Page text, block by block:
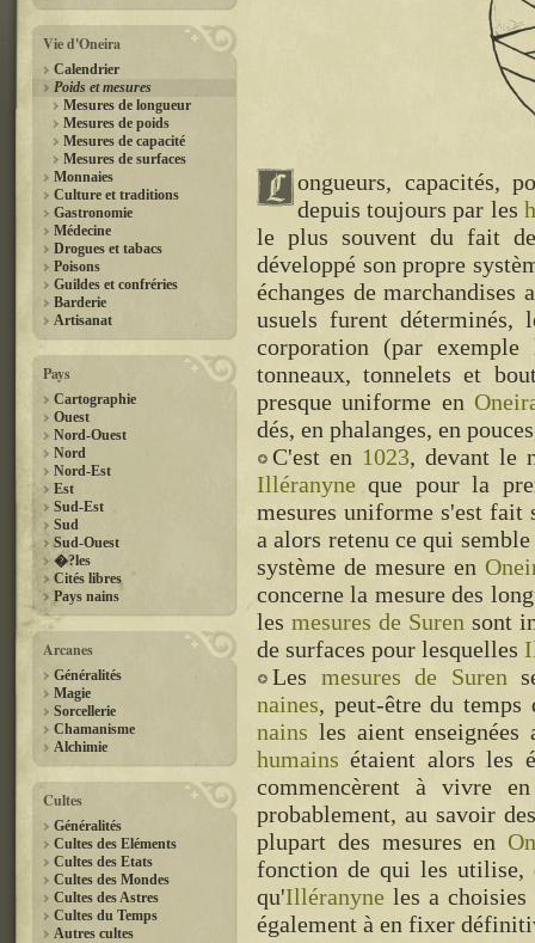
Vie d'Oneira
Calendrier
Poids et mesures
Mesures de longueur
Mesures de poids
Mesures de capacité
Mesures de surfaces
Monnaies
Culture et traditions
Gastronomie
Médecine
Drogues et tabacs
Poisons
Guildes et confréries
Barderie
Artisanat
Pays
Cartographie
Ouest
Nord-Ouest
Nord
Nord-Est
Est
Sud-Est
Sud
Sud-Ouest
�?les
Cités libres
Pays nains
Arcanes
Généralités
Magie
Sorcellerie
Chamanisme
Alchimie
Cultes
Généralités
Cultes des Eléments
Cultes des Etats
Cultes des Mondes
Cultes des Astres
Cultes du Temps
Autres cultes
ongueurs, capacités,
depuis toujours par les
le plus souvent du fait
développé son propre
échanges de
usuels furent
corporation (par
tonneaux, tonnelets et
presque uniforme en
dés, en phalanges, en
C'est en 1023, devant le
Illéranyne que pour la
mesures uniforme s'est
a alors retenu ce qui
système de mesure en
concerne la mesure des
lesmesures de Suren sont
de surfaces pour lesquelles
Les mesures de Suren
naines, peut-être du temps
nains les aient
humains étaient alors les
commencèrent à vivre
probablement, au savoir
plupart des mesures en
fonction de qui les utilise,
qu'Illéranyne les a choisies
également à en fixer